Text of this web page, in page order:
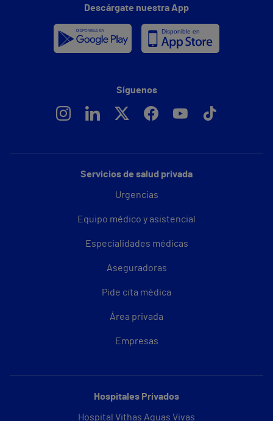
Servicios de salud privada
Urgencias
Equipo médico y asistencial
Especialidades médicas
Aseguradoras
Pide cita médica
Área privada
Empresas
Hospitales Privados
Hospital Vithas Aguas Vivas
Descárgate nuestra App
Síguenos